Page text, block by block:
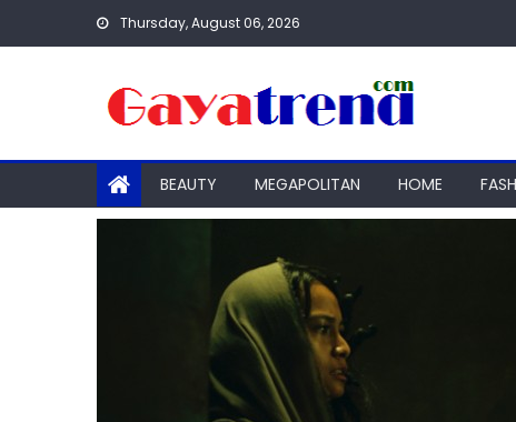
Thursday, August 06, 2026
BEAUTY MEGAPOLITAN HOME